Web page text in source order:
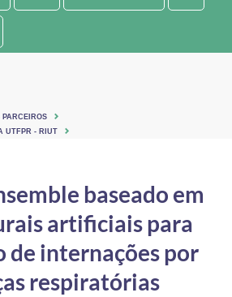
PARCEIROS
UTFPR - RIUT
baseado em
artificiais para
de internações por
respiratórias